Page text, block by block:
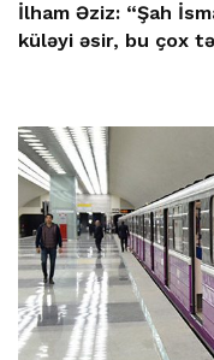
İlham Əziz: “Şah
küləyi əsir, bu çox